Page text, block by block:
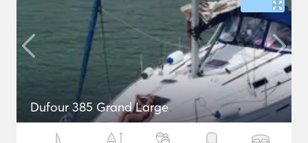
Dufour 385 Grand Large